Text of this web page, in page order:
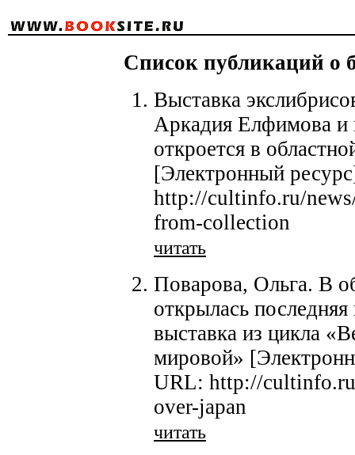
Список публикаций о
Выставка
Аркадия Елфимова и
откроется в
[Электронный
http://cultinfo.ru/
from-collection
читать
Поварова, Ольга. В
открылась
выставка из цикла
мировой»
URL: http://
over-japan
читать